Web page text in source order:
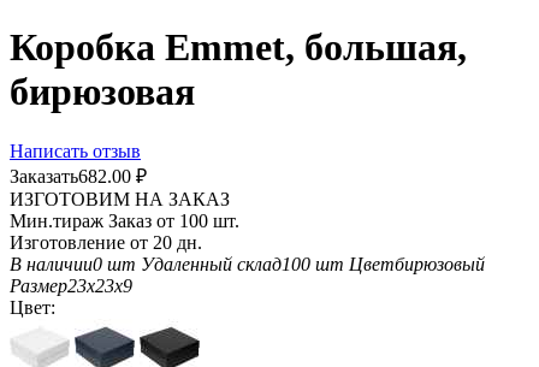
Коробка Emmet, большая,
бирюзовая
Написать отзыв
Заказать682.00 ₽
ИЗГОТОВИМ НА ЗАКАЗ
Мин.тираж Заказ от 100 шт.
Изготовление от 20 дн.
В наличии0 шт Удаленный склад100 шт Цветбирюзовый
Размер23х23х9
Цвет: